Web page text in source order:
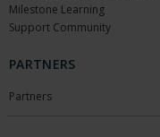
Milestone Learning
Support Community
PARTNERS
Partners